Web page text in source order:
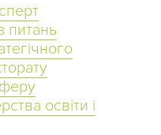
питань
освіти і